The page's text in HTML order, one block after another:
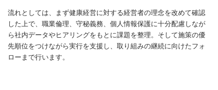
流れとしては、まず健康経営に対する経営者の理念を改めて確認
した上で、職業倫理、守秘義務、個人情報保護に十分配慮しなが
ら社内データやヒアリングをもとに課題を整理。そして施策の優
先順位をつけながら実行を支援し、取り組みの継続に向けたフォ
ローまで行います。